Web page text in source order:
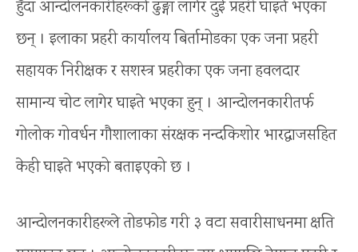
हुँदा आन्दोलनकारीहरूको ढुङ्गा लागेर दुई प्रहरी घाइते भएका
छन् । इलाका प्रहरी कार्यालय बिर्तामोडका एक जना प्रहरी
सहायक निरीक्षक र सशस्त्र प्रहरीका एक जना हवलदार
सामान्य चोट लागेर घाइते भएका हुन् । आन्दोलनकारीतर्फ
गोलोक गोवर्धन गौशालाका संरक्षक नन्दकिशोर भारद्वाजसहित
केही घाइते भएको बताइएको छ ।
आन्दोलनकारीहरूले तोडफोड गरी ३ वटा सवारीसाधनमा क्षति